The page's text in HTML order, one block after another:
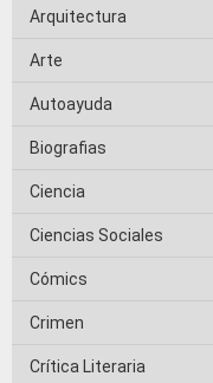
Arquitectura
Arte
Autoayuda
Biografias
Ciencia
Ciencias Sociales
Cómics
Crimen
Crítica Literaria